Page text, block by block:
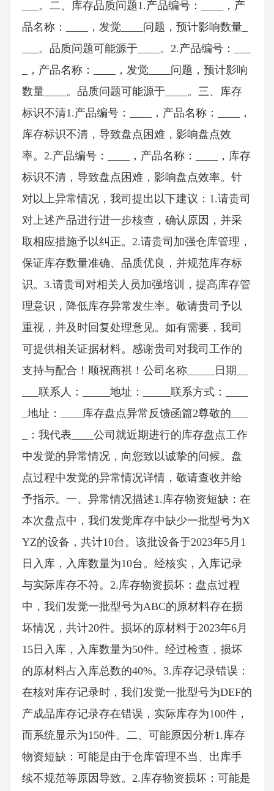
___。二、库存品质问题1.产品编号：____，产
品名称：____，发觉____问题，预计影响数量_
___。品质问题可能源于____。2.产品编号：___
_，产品名称：____，发觉____问题，预计影响
数量____。品质问题可能源于____。三、库存
标识不清1.产品编号：____，产品名称：____，
库存标识不清，导致盘点困难，影响盘点效
率。2.产品编号：____，产品名称：____，库存
标识不清，导致盘点困难，影响盘点效率。针
对以上异常情况，我司提出以下建议：1.请贵司
对上述产品进行进一步核查，确认原因，并采
取相应措施予以纠正。2.请贵司加强仓库管理，
保证库存数量准确、品质优良，并规范库存标
识。3.请贵司对相关人员加强培训，提高库存管
理意识，降低库存异常发生率。敬请贵司予以
重视，并及时回复处理意见。如有需要，我司
可提供相关证据材料。感谢贵司对我司工作的
支持与配合！顺祝商祺！公司名称_____日期__
___联系人：_____地址：_____联系方式：____
_地址：____库存盘点异常反馈函篇2尊敬的___
_：我代表____公司就近期进行的库存盘点工作
中发觉的异常情况，向您致以诚挚的问候。盘
点过程中发觉的异常情况详情，敬请查收并给
予指示。一、异常情况描述1.库存物资短缺：在
本次盘点中，我们发觉库存中缺少一批型号为X
YZ的设备，共计10台。该批设备于2023年5月1
日入库，入库数量为10台。经核实，入库记录
与实际库存不符。2.库存物资损坏：盘点过程
中，我们发觉一批型号为ABC的原材料存在损
坏情况，共计20件。损坏的原材料于2023年6月
15日入库，入库数量为50件。经过检查，损坏
的原材料占入库总数的40%。3.库存记录错误：
在核对库存记录时，我们发觉一批型号为DEF的
产成品库存记录存在错误，实际库存为100件，
而系统显示为150件。二、可能原因分析1.库存
物资短缺：可能是由于仓库管理不当、出库手
续不规范等原因导致。2.库存物资损坏：可能是